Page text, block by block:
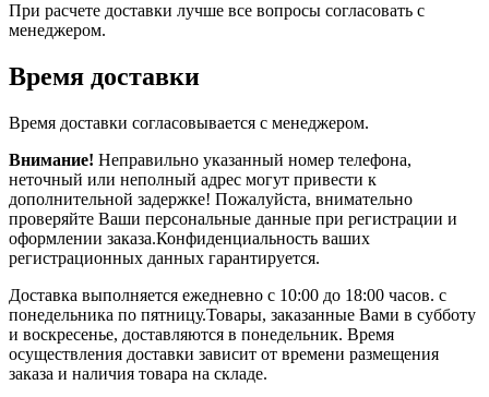
При расчете доставки лучше все вопросы согласовать с
менеджером.
Время доставки
Время доставки согласовывается с менеджером.
Внимание! Неправильно указанный номер телефона,
неточный или неполный адрес могут привести к
дополнительной задержке! Пожалуйста, внимательно
проверяйте Ваши персональные данные при регистрации и
оформлении заказа.Конфиденциальность ваших
регистрационных данных гарантируется.
Доставка выполняется ежедневно с 10:00 до 18:00 часов. с
понедельника по пятницу.Товары, заказанные Вами в субботу
и воскресенье, доставляются в понедельник. Время
осуществления доставки зависит от времени размещения
заказа и наличия товара на складе.